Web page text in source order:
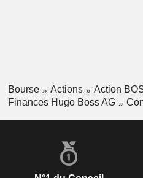
Bourse Actions
Action
Finances Hugo Boss AG